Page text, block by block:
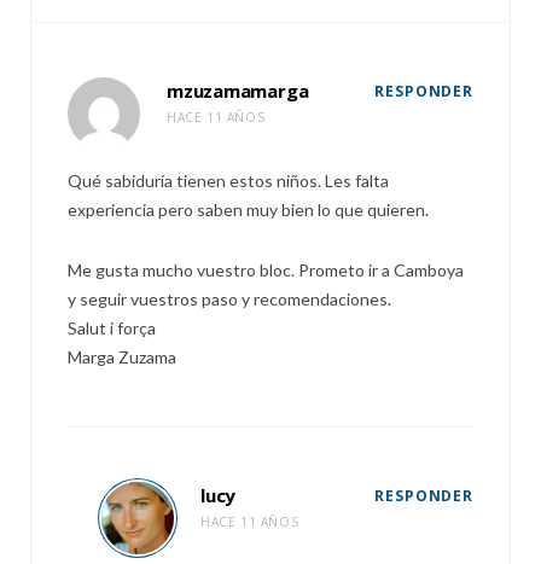
mzuzamamarga
HACE 11 AÑOS
RESPONDER
Qué sabiduría tienen estos niños. Les falta
experiencia pero saben muy bien lo que quieren.
Me gusta mucho vuestro bloc. Prometo ir a Camboya
y seguir vuestros paso y recomendaciones.
Salut i força
Marga Zuzama
lucy
HACE 11 AÑOS
RESPONDER